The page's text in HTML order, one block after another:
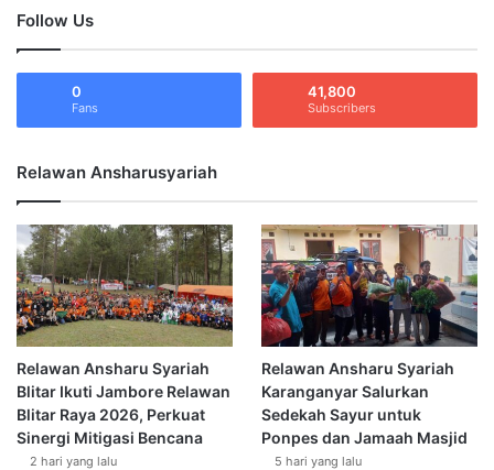
a
d
M
o
c
h
a
m
m
a
d
A
c
h
w
A
4
4
3
H
Follow Us
0
Fans
41,800
Subscribers
Relawan Ansharusyariah
Relawan Ansharu Syariah
Blitar Ikuti Jambore Relawan
Blitar Raya 2026, Perkuat
Sinergi Mitigasi Bencana
2 hari yang lalu
Relawan Ansharu Syariah
Karanganyar Salurkan
Sedekah Sayur untuk
Ponpes dan Jamaah Masjid
5 hari yang lalu